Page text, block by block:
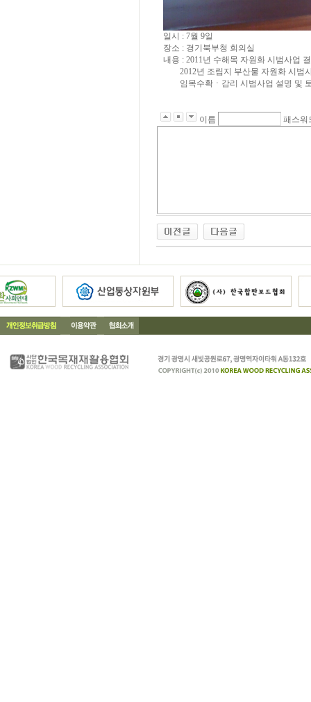
일시 : 7월 9일
장소 : 경기북부청 회의실
내용 : 2011년 수해목 자원화 시범사업
2012년 조림지 부산물 자원화 시범
임목수확ㆍ감리 시범사업 설명 및
이름 패스